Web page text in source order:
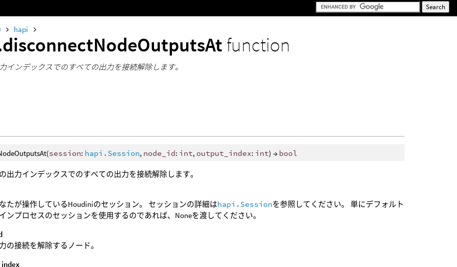
hapi
function
インデックスでのすべての出力を接続解除します。
session: hapi.Session, node_id: int, output_index: int) → bool
出力インデックスでのすべての出力を接続解除します。
たが操作しているHoudiniのセッション。 セッションの詳細はhapi.Sessionを参照してください。 単にデフォルト
ンプロセスのセッションを使用するのであれば、Noneを渡してください。
の接続を解除するノード。